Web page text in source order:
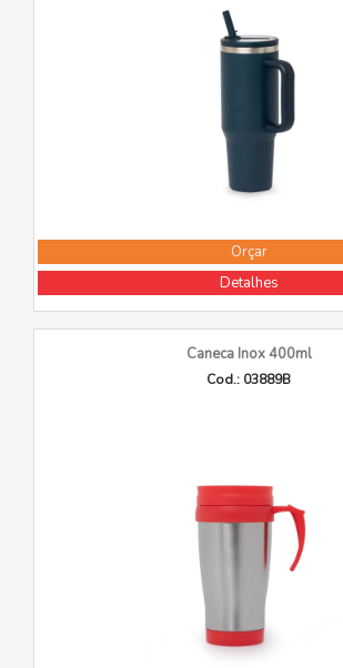
Orçar
Detalhes
Caneca Inox 400ml
Cod.: 03889B